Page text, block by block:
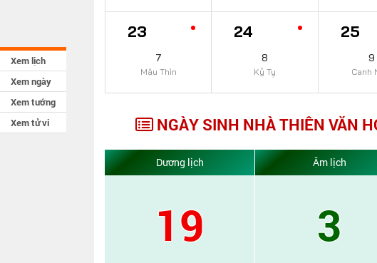
Xem lịch
Xem ngày
Xem tướng
Xem tử vi
23
7
Mậu Thìn
24
8
Kỷ Tỵ
25
9
Canh
NGÀY SINH NHÀ THIÊN VĂN
Dương lịch
19
Âm lịch
3